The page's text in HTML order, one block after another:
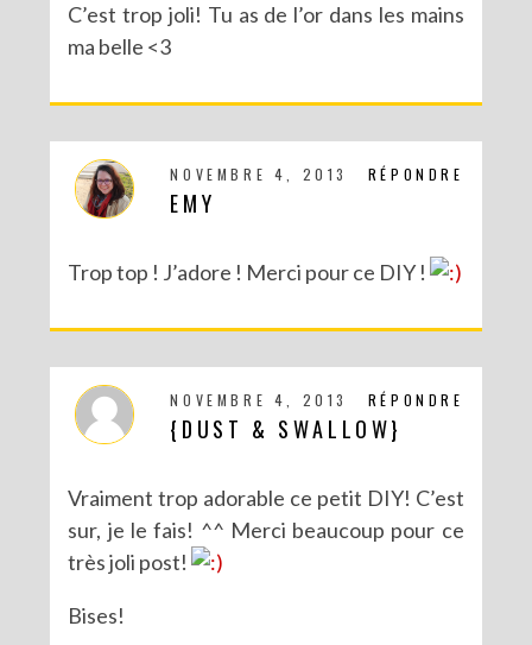
C’est trop joli! Tu as de l’or dans les mains
ma belle <3
RÉPONDRE
NOVEMBRE 4, 2013
EMY
Trop top ! J’adore ! Merci pour ce DIY !
RÉPONDRE
NOVEMBRE 4, 2013
{DUST & SWALLOW}
Vraiment trop adorable ce petit DIY! C’est
sur, je le fais! ^^ Merci beaucoup pour ce
très joli post!
Bises!